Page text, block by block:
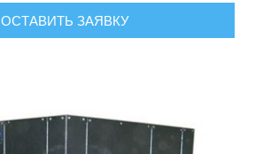
ОСТАВИТЬ ЗАЯВКУ